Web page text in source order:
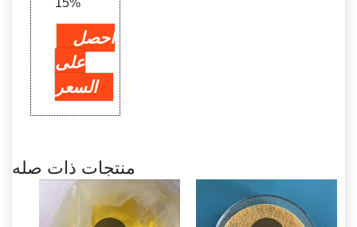
احصل
على
السعر
منتجات ذات صله